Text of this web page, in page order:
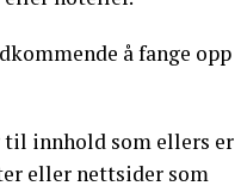
å fange opp
til innhold som ellers er
eller nettsider som